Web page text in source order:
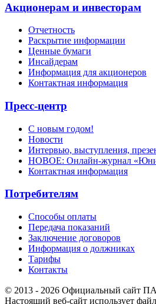
Акционерам и инвесторам
Отчетность
Раскрытие информации
Ценные бумаги
Инсайдерам
Информация для акционеров
Контактная информация
Пресс-центр
С новым годом!
Новости
Интервью, выступления,
НОВОЕ: Онлайн-журнал
Контактная информация
Потребителям
Способы оплаты
Передача показаний
Заключение договоров
Информация о должниках
Тарифы
Контакты
© 2013 - 2026 Официальный сайт
Настоящий веб-сайт использует